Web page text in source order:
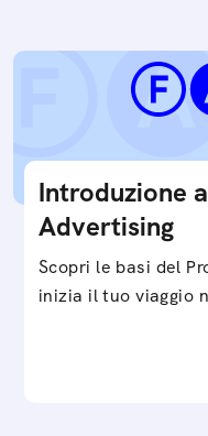
Introduzione
Advertising
Scopri le basi del
inizia il tuo viaggio